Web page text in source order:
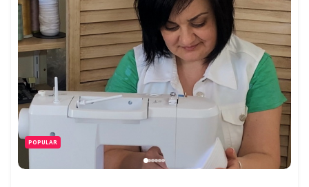
POPULAR